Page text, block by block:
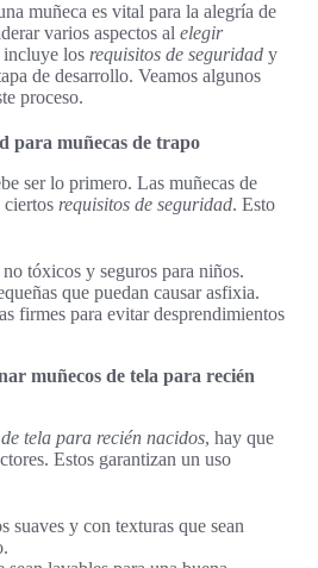
muñeca es vital para la alegría de
varios aspectos al elegir
incluye los requisitos de seguridad y
de desarrollo. Veamos algunos
proceso.
para muñecas de trapo
ser lo primero. Las muñecas de
requisitos de seguridad. Esto
tóxicos y seguros para niños.
que puedan causar asfixia.
firmes para evitar desprendimientos
muñecos de tela para recién
tela para recién nacidos, hay que
Estos garantizan un uso
suaves y con texturas que sean